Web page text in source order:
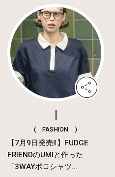
( FASHION )
【7月9日発売‼︎】FUDGE
FRIENDのUMIと作った
「3WAYポロシャツ...